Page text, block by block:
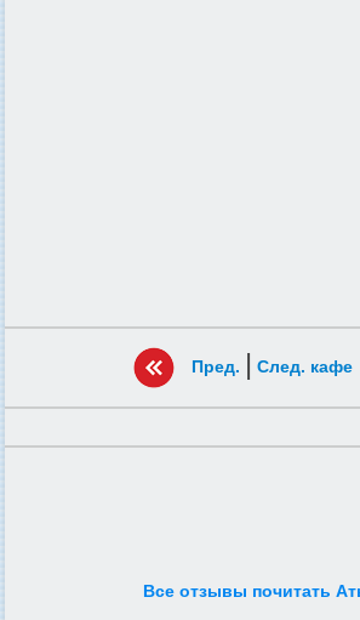
Пред. | След. кафе
Все отзывы почитать